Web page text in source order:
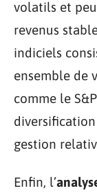
volatils et
revenus
indiciels
ensemble de
comme le
gestion
Enfin, l’